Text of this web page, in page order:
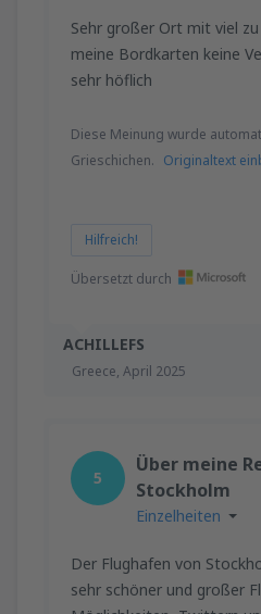
ACHILLEFS
Greece, April 2025
Sehr großer Ort mit viel
meine Bordkarten keine
sehr höflich
Diese Meinung wurde
Grieschichen. Originaltext
Hilfreich!
Übersetzt durch
5
Über meine
Stockholm
Einzelheiten
Der Flughafen von
sehr schöner und großer